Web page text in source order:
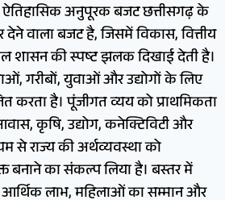
अनुपूरक बजट छत्तीसगढ़ के
वाला बजट है, जिसमें विकास, वित्तीय
की स्पष्ट झलक दिखाई देती है।
गरीबों, युवाओं और उद्योगों के लिए
है। पूंजीगत व्यय को प्राथमिकता
कृषि, उद्योग, कनेक्टिविटी और
से राज्य की अर्थव्यवस्था को
बनाने का संकल्प लिया है। बस्तर में
आर्थिक लाभ, महिलाओं का सम्मान और